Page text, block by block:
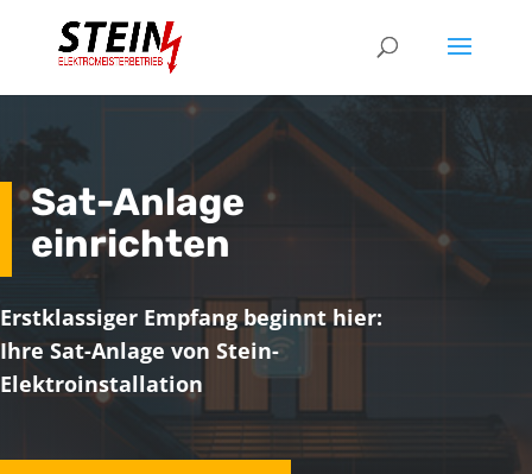
Sat-Anlage
einrichten
Erstklassiger Empfang beginnt hier:
Ihre Sat-Anlage von Stein-
Elektroinstallation